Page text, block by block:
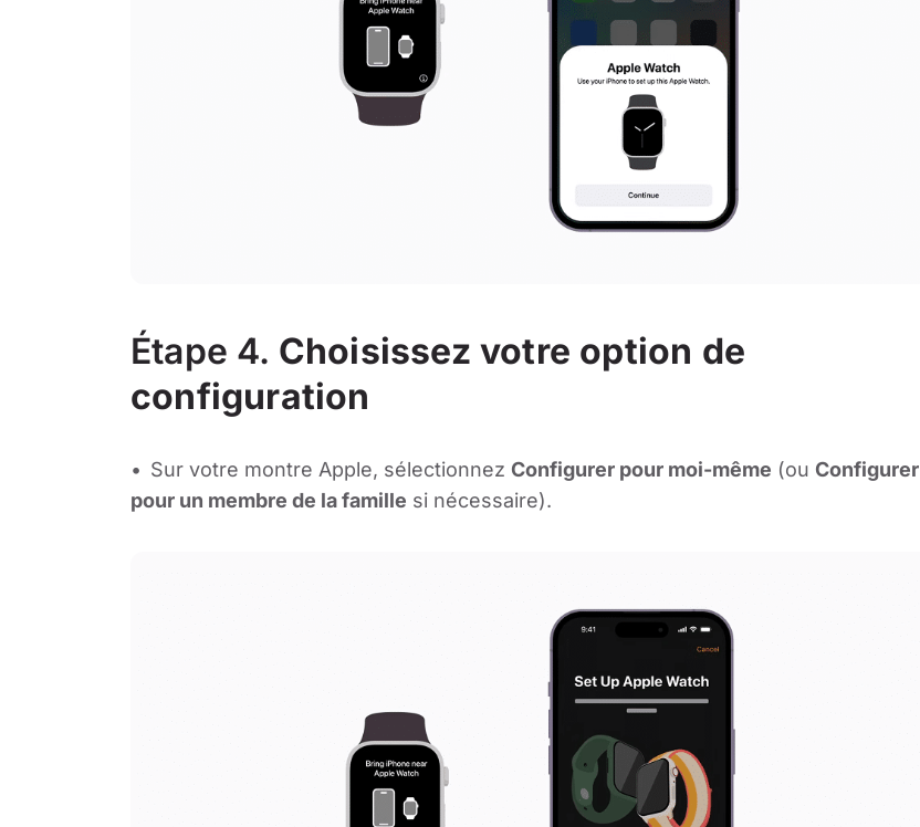
Étape 4. Choisissez votre option de
configuration
Sur votre montre Apple, sélectionnez Configurer pour moi-même (ou Configurer
pour un membre de la famille si nécessaire).